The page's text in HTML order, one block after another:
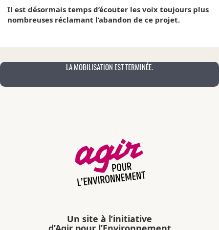
Il est désormais temps d’écouter les voix toujours plus
nombreuses réclamant l’abandon de ce projet.
LA MOBILISATION EST TERMINÉE.
Un site à l’initiative